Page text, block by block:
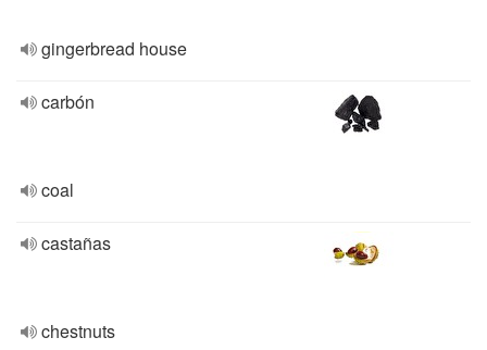
gingerbread house
carbón
coal
castañas
chestnuts